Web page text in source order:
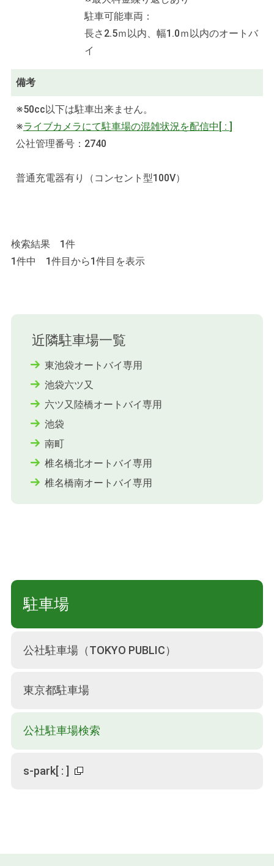
駐車可能車両：
長さ2.5ｍ以内、幅1.0ｍ以内のオートバ
イ
備考
※50cc以下は駐車出来ません。
※ライブカメラにて駐車場の混雑状況を配信中 [ : ]
公社管理番号：2740
普通充電器有り（コンセント型100V）
検索結果 1件
1件中 1件目から1件目を表示
近隣駐車場一覧
東池袋オートバイ専用
池袋六ツ又
六ツ又陸橋オートバイ専用
池袋
南町
椎名橋北オートバイ専用
椎名橋南オートバイ専用
駐車場
公社駐車場（TOKYO PUBLIC）
東京都駐車場
公社駐車場検索
s-park[: ]